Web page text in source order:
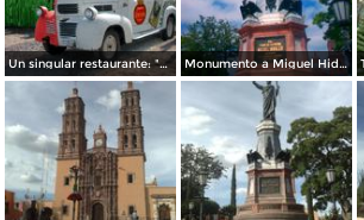
Un singular restaurante: "México Lindo" Monumento a Miguel Hidalgo